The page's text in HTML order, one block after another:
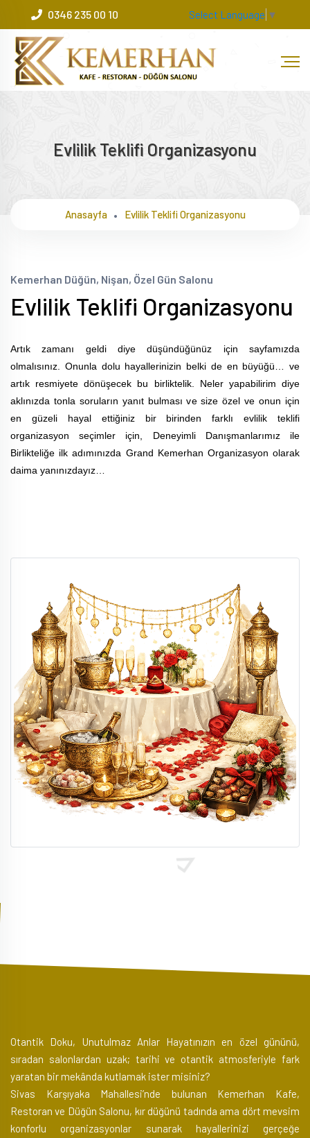
0346 235 00 10 Select Language ▼
Evlilik Teklifi Organizasyonu
Anasayfa Evlilik Teklifi Organizasyonu
Kemerhan Düğün, Nişan, Özel Gün Salonu
Evlilik Teklifi Organizasyonu
Artık zamanı geldi diye düşündüğünüz için sayfamızda
olmalısınız. Onunla dolu hayallerinizin belki de en büyüğü… ve
artık resmiyete dönüşecek bu birliktelik. Neler yapabilirim diye
aklınızda tonla soruların yanıt bulması ve size özel ve onun için
en güzeli hayal ettiğiniz bir birinden farklı evlilik teklifi
organizasyon seçimler için, Deneyimli Danışmanlarımız ile
Birlikteliğe ilk adımınızda Grand Kemerhan Organizasyon olarak
daima yanınızdayız…
Otantik Doku, Unutulmaz Anlar Hayatınızın en özel gününü,
sıradan salonlardan uzak; tarihi ve otantik atmosferiyle fark
yaratan bir mekânda kutlamak ister misiniz?
Sivas Karşıyaka Mahallesi’nde bulunan Kemerhan Kafe,
Restoran ve Düğün Salonu, kır düğünü tadında ama dört mevsim
konforlu organizasyonlar sunarak hayallerinizi gerçeğe